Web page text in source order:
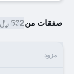
صفقات من532 ﷼
مزود